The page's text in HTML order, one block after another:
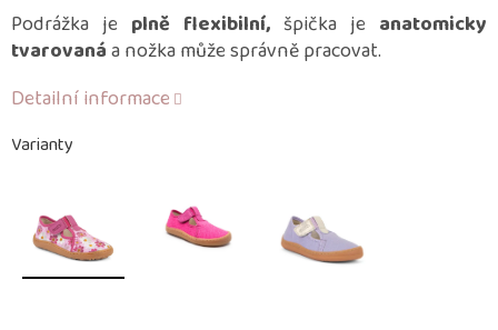
Varianty
Podrážka je plně flexibilní, špička je anatomicky
tvarovanáa nožka může správně pracovat.
Detailní informace